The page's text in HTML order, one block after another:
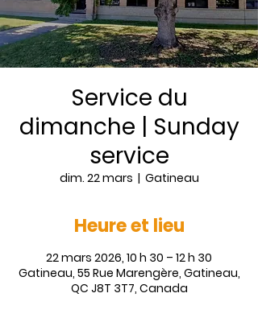
Service du
dimanche | Sunday
service
dim. 22 mars
  |
Gatineau
Heure et lieu
22 mars 2026, 10 h 30 – 12 h 30
Gatineau, 55 Rue Marengère, Gatineau,
QC J8T 3T7, Canada